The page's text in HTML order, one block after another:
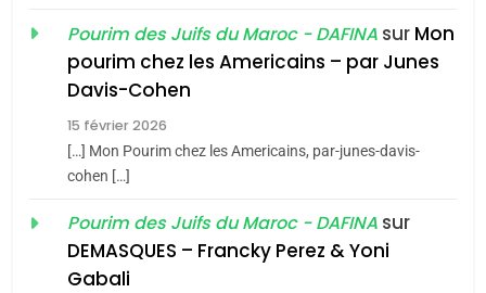
Maroc : Les amandes de
Tafraout, le miel de Tadla
du terroir
Oeil ravageur – Vanessa
De Loya Stauber
Pourim des Juifs du Maroc - DAFINA sur Mon
pourim chez les Americains – par Junes
Davis-Cohen
15 février 2026
[…] Mon Pourim chez les Americains, par-junes-davis-
cohen […]
Pourim des Juifs du Maroc - DAFINA sur
DEMASQUES – Francky Perez & Yoni
Gabali